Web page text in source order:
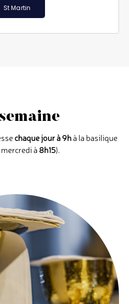
St Martin
chaque jour à9hà la basilique
à 8h15).